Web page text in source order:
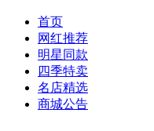
首页
网红推荐
明星同款
四季特卖
名店精选
商城公告